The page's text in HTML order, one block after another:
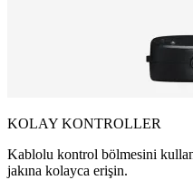
KOLAY KONTROLLER
Kablolu kontrol bölmesini
jakına kolayca erişin.